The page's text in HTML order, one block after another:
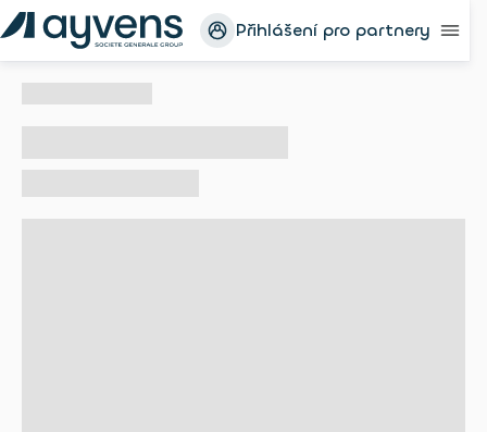
Přihlášení pro partnery